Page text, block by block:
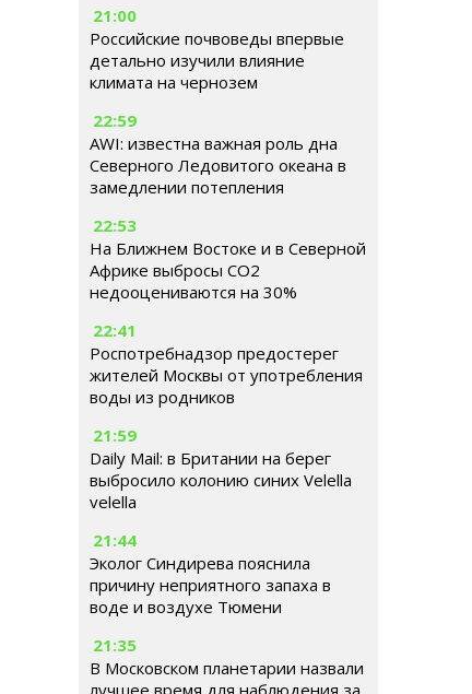
21:00
Российские почвоведы впервые
детально изучили влияние
климата на чернозем
22:59
AWI: известна важная роль дна
Северного Ледовитого океана в
замедлении потепления
22:53
На Ближнем Востоке и в Северной
Африке выбросы CO2
недооцениваются на 30%
22:41
Роспотребнадзор предостерег
жителей Москвы от употребления
воды из родников
21:59
Daily Mail: в Британии на берег
выбросило колонию синих Velella
velella
21:44
Эколог Синдирева пояснила
причину неприятного запаха в
воде и воздухе Тюмени
21:35
В Московском планетарии назвали
лучшее время для наблюдения за